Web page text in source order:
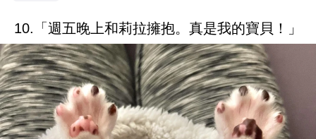
10.「週五晚上和莉拉擁抱。真是我的寶貝！」